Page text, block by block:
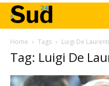
Home Tags Luigi De
Tag: Luigi De